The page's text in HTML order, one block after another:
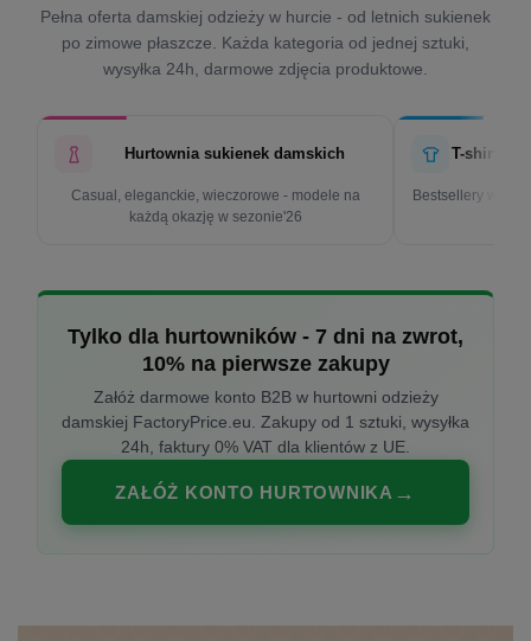
Pełna oferta damskiej odzieży w hurcie - od letnich sukienek
po zimowe płaszcze. Każda kategoria od jednej sztuki,
wysyłka 24h, darmowe zdjęcia produktowe.
Hurtownia sukienek damskich
Casual, eleganckie, wieczorowe - modele na
każdą okazję w sezonie'26
T-shirty
Bestsellery w
Tylko dla hurtowników - 7 dni na zwrot,
10% na pierwsze zakupy
Załóż darmowe konto B2B w hurtowni odzieży
damskiej FactoryPrice.eu. Zakupy od 1 sztuki, wysyłka
24h, faktury 0% VAT dla klientów z UE.
ZAŁÓŻ KONTO HURTOWNIKA